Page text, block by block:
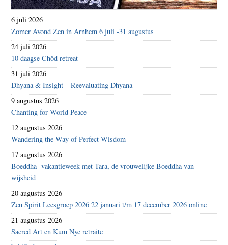
6 juli 2026
Zomer Avond Zen in Arnhem 6 juli -31 augustus
24 juli 2026
10 daagse Chöd retreat
31 juli 2026
Dhyana & Insight – Reevaluating Dhyana
9 augustus 2026
Chanting for World Peace
12 augustus 2026
Wandering the Way of Perfect Wisdom
17 augustus 2026
Boeddha- vakantieweek met Tara, de vrouwelijke Boeddha van
wijsheid
20 augustus 2026
Zen Spirit Leesgroep 2026 22 januari t/m 17 december 2026 online
21 augustus 2026
Sacred Art en Kum Nye retraite